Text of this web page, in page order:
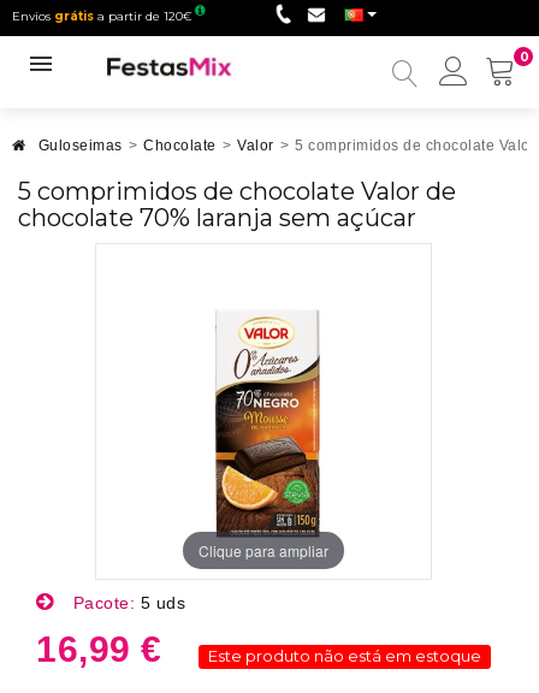
Envios grátis a partir de 120€
0
Minha
Guloseimas > Chocolate > Valor > 5 comprimidos de chocolate
5 comprimidos de chocolate Valor de
chocolate 70% laranja sem açúcar
Clique para ampliar
Pacote: 5 uds
16,99 € Este produto não está em estoque